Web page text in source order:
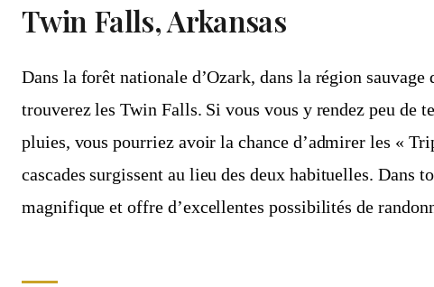
Twin Falls, Arkansas
Dans la forêt nationale d’Ozark, dans la région sauvage
trouverez les Twin Falls. Si vous vous y rendez peu de
pluies, vous pourriez avoir la chance d’admirer les «
cascades surgissent au lieu des deux habituelles. Dans
magnifique et offre d’excellentes possibilités de